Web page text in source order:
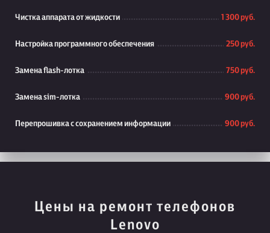
Чистка аппарата от жидкости 1 300 руб.
Настройка программного обеспечения 250 руб.
Замена flash-лотка 750 руб.
Замена sim-лотка 900 руб.
Перепрошивка с сохранением информации 900 руб.
Цены на ремонт телефонов
Lenovo